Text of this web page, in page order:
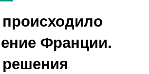
происходило
Франции.